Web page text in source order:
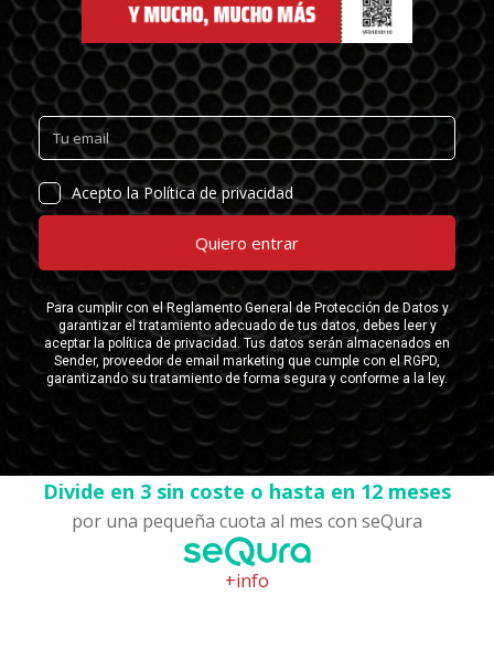
Divide en 3 sin coste o hasta en 12 meses
por una pequeña cuota al mes con seQura
+info